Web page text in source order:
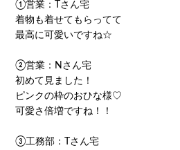
①営業：Tさん宅
着物も着せてもらってて
最高に可愛いですね☆
②営業：Nさん宅
初めて見ました！
ピンクの枠のおひな様♡
可愛さ倍増ですね！！
③工務部：Tさん宅